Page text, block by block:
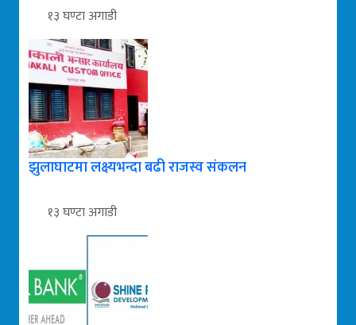
१३ घण्टा अगाडी
झुलाघाटमा लक्ष्यभन्दा बढी राजस्व संकलन
१३ घण्टा अगाडी